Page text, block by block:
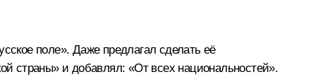
поле». Даже предлагал сделать её
страны» и добавлял: «От всех национальностей».